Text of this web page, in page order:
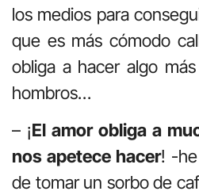
los medios para
que es más cómodo
obliga a hacer algo
hombros…
– ¡El amor obliga a
nos apetece hacer! -
de tomar un sorbo de